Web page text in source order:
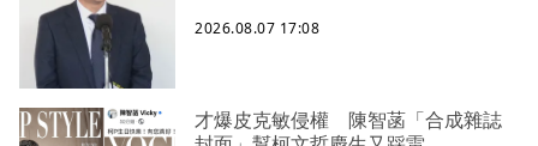
2026.08.07 17:08
才爆皮克敏侵權 陳智菡「合成雜誌